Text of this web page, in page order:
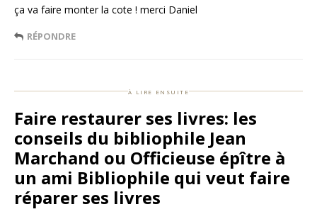
ça va faire monter la cote ! merci Daniel
RÉPONDRE
à lire ensuite
Faire restaurer ses livres: les
conseils du bibliophile Jean
Marchand ou Officieuse épître à
un ami Bibliophile qui veut faire
réparer ses livres